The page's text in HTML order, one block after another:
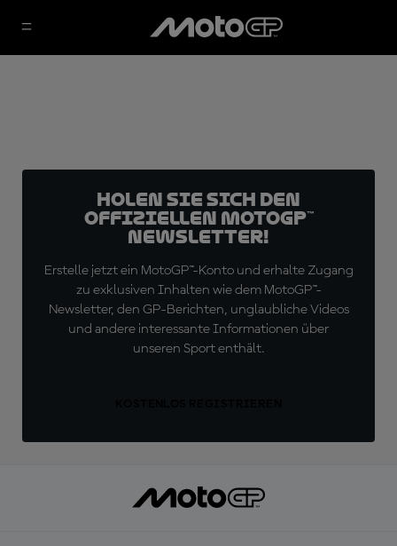
Holen Sie sich den
offiziellen MotoGP™
Newsletter!
Erstelle jetzt ein MotoGP™-Konto und erhalte Zugang
zu exklusiven Inhalten wie dem MotoGP™-
Newsletter, den GP-Berichten, unglaubliche Videos
und andere interessante Informationen über
unseren Sport enthält.